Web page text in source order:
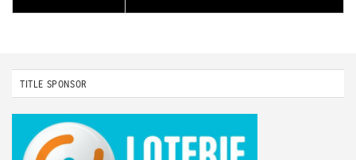
TITLE SPONSOR